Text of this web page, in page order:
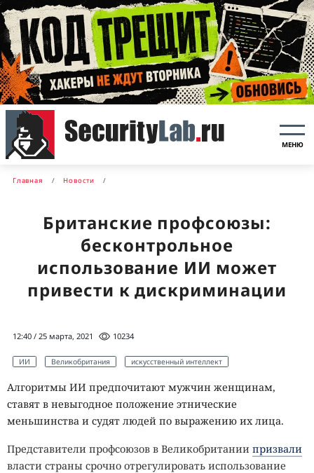
МЕНЮ
Главная Новости
Британские профсоюзы:
бесконтрольное
использование ИИ может
привести к дискриминации
12:40 / 25 марта, 2021 10234
ИИ Великобритания искусственный интеллект
Алгоритмы ИИ предпочитают мужчин женщинам,
ставят в невыгодное положение этнические
меньшинства и судят людей по выражению их лица.
Представители профсоюзов в Великобритании призвали
власти страны срочно отрегулировать использование